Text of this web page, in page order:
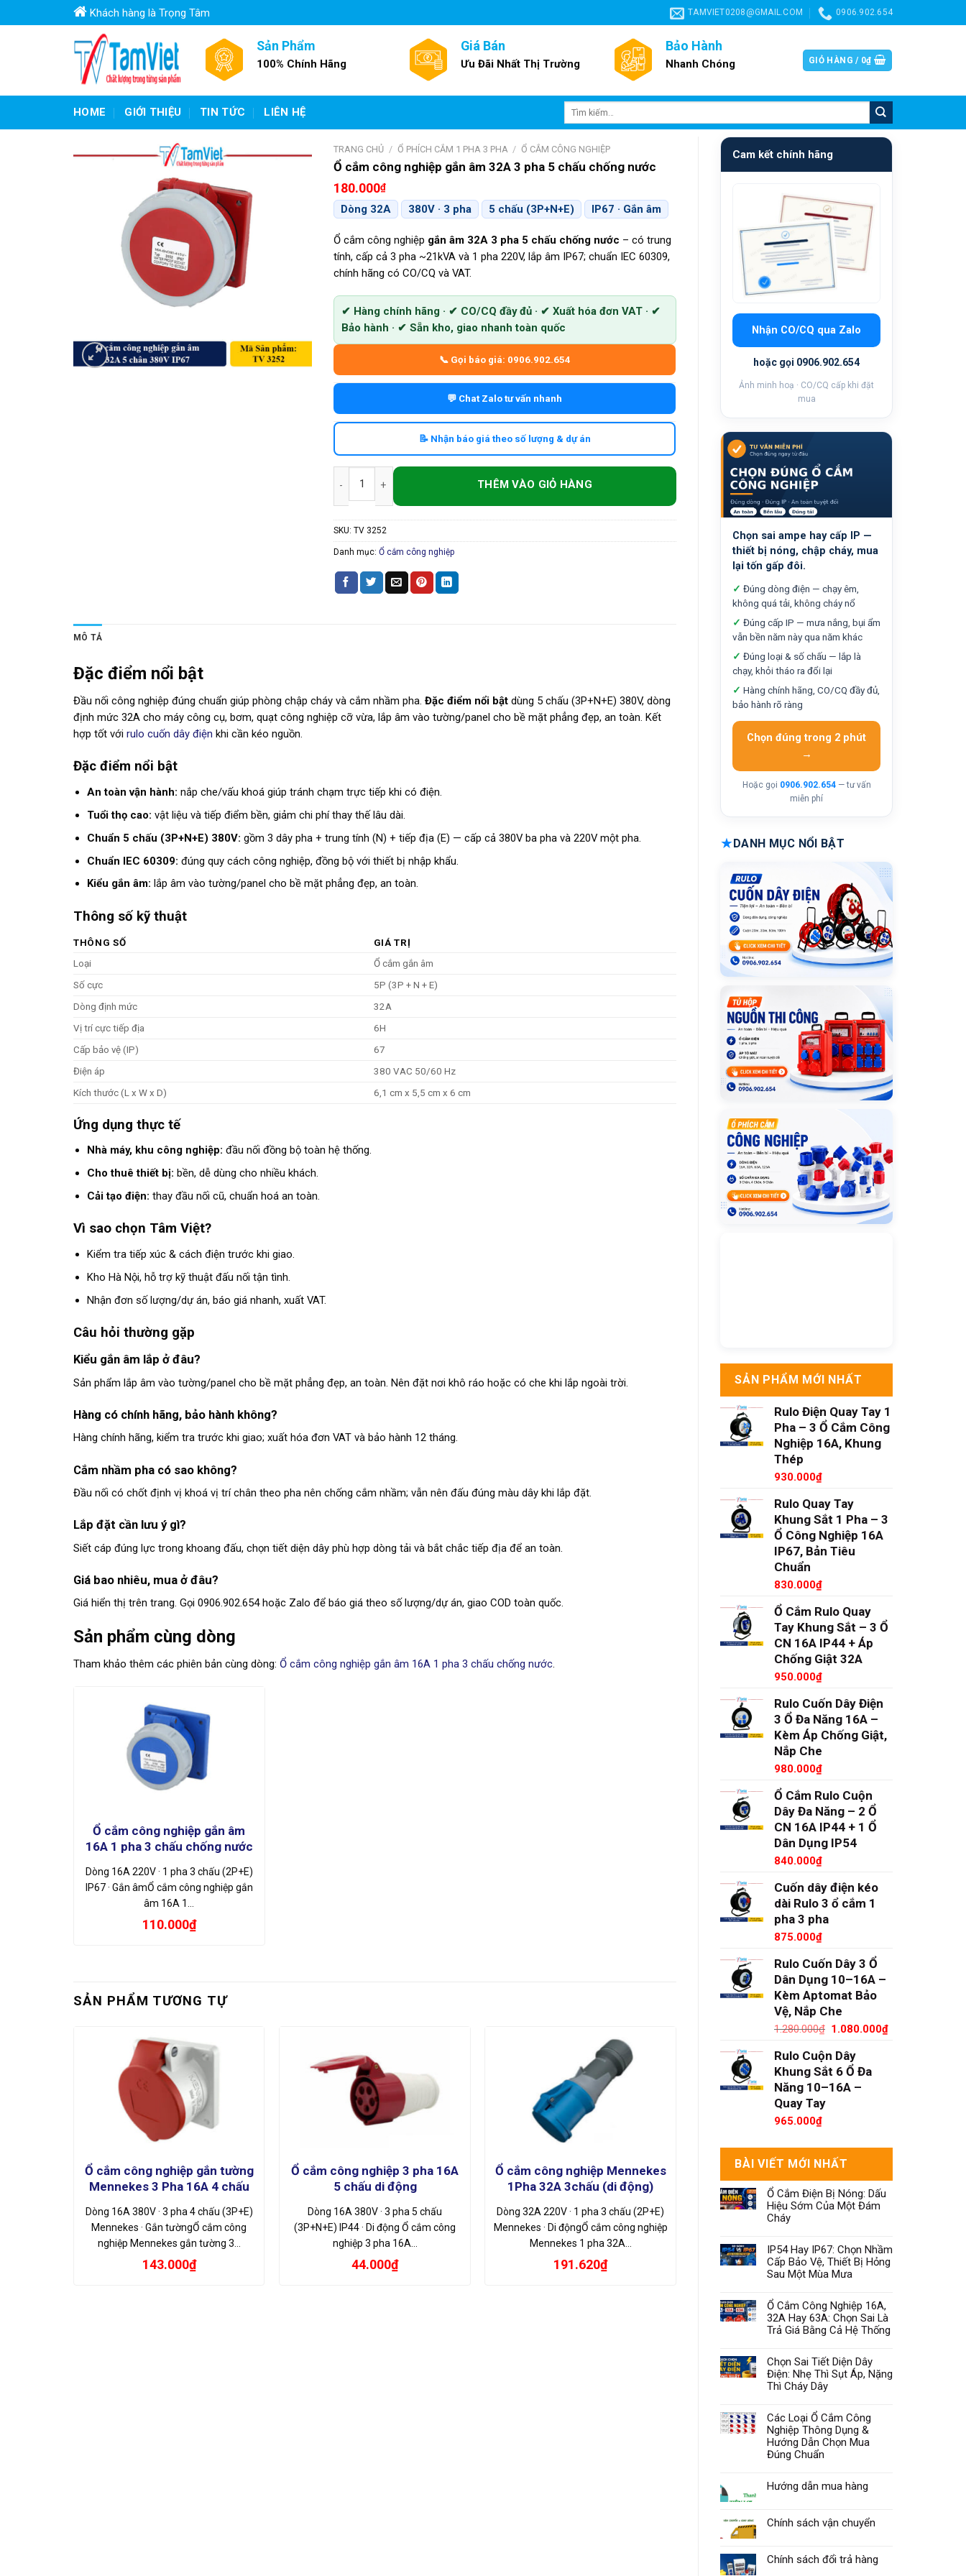
to
Khách hàng là Trọng Tâm TAMVIET0208@GMAIL.COM 0906.902.654
Sản Phẩm
100% Chính Hãng
Giá Bán
Ưu Đãi Nhất Thị Trường
Bảo Hành
Nhanh Chóng GIỎ HÀNG / 0₫
HOME GIỚI THIỆU TIN TỨC LIÊN HỆ
Tìm
Cam kết chính hãng
Nhận CO/CQ qua Zalo
hoặc gọi 0906.902.654
Ảnh minh hoạ · CO/CQ cấp khi đặt
mua
Chọn sai ampe hay cấp IP —
thiết bị nóng, chập cháy, mua
lại tốn gấp đôi.
✓ Đúng dòng điện — chạy êm,
không quá tải, không cháy nổ
✓ Đúng cấp IP — mưa nắng, bụi ẩm
vẫn bền năm này qua năm khác
✓ Đúng loại & số chấu — lắp là
chạy, khỏi tháo ra đổi lại
✓ Hàng chính hãng, CO/CQ đầy đủ,
bảo hành rõ ràng
Chọn đúng trong 2 phút
→
Hoặc gọi 0906.902.654— tư vấn
miễn phí
★DANH MỤC NỔI BẬT
SẢN PHẨM MỚI NHẤT
Rulo Điện Quay Tay 1
Pha – 3 Ổ Cắm Công
Nghiệp 16A, Khung
Thép
930.000₫
Rulo Quay Tay
Khung Sắt 1 Pha – 3
Ổ Công Nghiệp 16A
IP67, Bản Tiêu
Chuẩn
830.000₫
Ổ Cắm Rulo Quay
Tay Khung Sắt – 3 Ổ
CN 16A IP44 + Áp
Chống Giật 32A
950.000₫
Rulo Cuốn Dây Điện
3 Ổ Đa Năng 16A –
Kèm Áp Chống Giật,
Nắp Che
980.000₫
Ổ Cắm Rulo Cuộn
Dây Đa Năng – 2 Ổ
CN 16A IP44 + 1 Ổ
Dân Dụng IP54
840.000₫
Cuốn dây điện kéo
dài Rulo 3 ổ cắm 1
pha 3 pha
875.000₫
Rulo Cuốn Dây 3 Ổ
Dân Dụng 10–16A –
Kèm Aptomat Bảo
Vệ, Nắp Che
1.280.000₫ Giá
là:
1.280.000₫.
1.080.000₫Giá
Rulo Cuộn Dây
Khung Sắt 6 Ổ Đa
Năng 10–16A –
Quay Tay
965.000₫
BÀI VIẾT MỚI NHẤT
Ổ Cắm Điện Bị Nóng: Dấu
Hiệu Sớm Của Một Đám
Cháy
IP54 Hay IP67: Chọn Nhầm
Cấp Bảo Vệ, Thiết Bị Hỏng
Sau Một Mùa Mưa
Ổ Cắm Công Nghiệp 16A,
32A Hay 63A: Chọn Sai Là
Trả Giá Bằng Cả Hệ Thống
Chọn Sai Tiết Diện Dây
Điện: Nhẹ Thì Sụt Áp, Nặng
Thì Cháy Dây
Các Loại Ổ Cắm Công
Nghiệp Thông Dụng &
Hướng Dẫn Chọn Mua
Đúng Chuẩn
Hướng dẫn mua hàng
Chính sách vận chuyển
Chính sách đổi trả hàng
TRANG CHỦ / Ổ PHÍCH CẮM 1 PHA 3 PHA / Ổ CẮM CÔNG NGHIỆP
Ổ cắm công nghiệp gắn âm 32A 3 pha 5 chấu chống nước
180.000₫
Dòng 32A 380V · 3 pha 5 chấu (3P+N+E) IP67 · Gắn âm
Ổ cắm công nghiệp gắn âm 32A 3 pha 5 chấu chống nước – có trung
tính, cấp cả 3 pha ~21kVA và 1 pha 220V, lắp âm IP67; chuẩn IEC 60309,
chính hãng có CO/CQ và VAT.
✔ Hàng chính hãng · ✔ CO/CQ đầy đủ · ✔ Xuất hóa đơn VAT · ✔
Bảo hành · ✔ Sẵn kho, giao nhanh toàn quốc
📞 Gọi báo giá: 0906.902.654
💬 Chat Zalo tư vấn nhanh
📝 Nhận báo giá theo số lượng & dự án
Ổ cắm công nghiệp gắn âm 32A 3 pha 5 chấu chống nước số lượng
SKU:TV 3252
Danh mục:Ổ cắm công nghiệp
MÔ TẢ
Đặc điểm nổi bật
Đầu nối công nghiệp đúng chuẩn giúp phòng chập cháy và cắm nhầm pha. Đặc điểm nổi bật dùng 5 chấu (3P+N+E) 380V, dòng
định mức 32A cho máy công cụ, bơm, quạt công nghiệp cỡ vừa, lắp âm vào tường/panel cho bề mặt phẳng đẹp, an toàn. Kết
hợp tốt với rulo cuốn dây điện khi cần kéo nguồn.
Đặc điểm nổi bật
An toàn vận hành: nắp che/vấu khoá giúp tránh chạm trực tiếp khi có điện.
Tuổi thọ cao: vật liệu và tiếp điểm bền, giảm chi phí thay thế lâu dài.
Chuẩn 5 chấu (3P+N+E) 380V: gồm 3 dây pha + trung tính (N) + tiếp địa (E) — cấp cả 380V ba pha và 220V một pha.
Chuẩn IEC 60309: đúng quy cách công nghiệp, đồng bộ với thiết bị nhập khẩu.
Kiểu gắn âm: lắp âm vào tường/panel cho bề mặt phẳng đẹp, an toàn.
Thông số kỹ thuật
THÔNG SỐ
GIÁ TRỊ
Loại
Ổ cắm gắn âm
Số cực
5P (3P + N + E)
Dòng định mức
32A
Vị trí cực tiếp địa
6H
Cấp bảo vệ (IP)
67
Điện áp
380 VAC 50/60 Hz
Kích thước (L x W x D)
6,1 cm x 5,5 cm x 6 cm
Ứng dụng thực tế
Nhà máy, khu công nghiệp: đầu nối đồng bộ toàn hệ thống.
Cho thuê thiết bị: bền, dễ dùng cho nhiều khách.
Cải tạo điện: thay đầu nối cũ, chuẩn hoá an toàn.
Vì sao chọn Tâm Việt?
Kiểm tra tiếp xúc & cách điện trước khi giao.
Kho Hà Nội, hỗ trợ kỹ thuật đấu nối tận tình.
Nhận đơn số lượng/dự án, báo giá nhanh, xuất VAT.
Câu hỏi thường gặp
Kiểu gắn âm lắp ở đâu?
Sản phẩm lắp âm vào tường/panel cho bề mặt phẳng đẹp, an toàn. Nên đặt nơi khô ráo hoặc có che khi lắp ngoài trời.
Hàng có chính hãng, bảo hành không?
Hàng chính hãng, kiểm tra trước khi giao; xuất hóa đơn VAT và bảo hành 12 tháng.
Cắm nhầm pha có sao không?
Đầu nối có chốt định vị khoá vị trí chân theo pha nên chống cắm nhầm; vẫn nên đấu đúng màu dây khi lắp đặt.
Lắp đặt cần lưu ý gì?
Siết cáp đúng lực trong khoang đấu, chọn tiết diện dây phù hợp dòng tải và bắt chắc tiếp địa để an toàn.
Giá bao nhiêu, mua ở đâu?
Giá hiển thị trên trang. Gọi 0906.902.654 hoặc Zalo để báo giá theo số lượng/dự án, giao COD toàn quốc.
Sản phẩm cùng dòng
Tham khảo thêm các phiên bản cùng dòng: Ổ cắm công nghiệp gắn âm 16A 1 pha 3 chấu chống nước.
Ổ cắm công nghiệp gắn âm
16A 1 pha 3 chấu chống nước
Dòng 16A 220V · 1 pha 3 chấu (2P+E)
IP67 · Gắn âmỔ cắm công nghiệp gắn
âm 16A 1…
110.000₫
SẢN PHẨM TƯƠNG TỰ
Ổ cắm công nghiệp gắn tường
Mennekes 3 Pha 16A 4 chấu
Dòng 16A 380V · 3 pha 4 chấu (3P+E)
Mennekes · Gắn tườngỔ cắm công
nghiệp Mennekes gắn tường 3…
143.000₫
Ổ cắm công nghiệp 3 pha 16A
5 chấu di động
Dòng 16A 380V · 3 pha 5 chấu
(3P+N+E) IP44 · Di động Ổ cắm công
nghiệp 3 pha 16A…
44.000₫
Ổ cắm công nghiệp Mennekes
1Pha 32A 3chấu (di động)
Dòng 32A 220V · 1 pha 3 chấu (2P+E)
Mennekes · Di độngỔ cắm công nghiệp
Mennekes 1 pha 32A…
191.620₫
Ổ cắm công nghiệp gắn tường
Mennekes 3 Pha 32A 4 chấu
Dòng 32A 380V · 3 pha 4 chấu (3P+E)
Mennekes · Gắn tườngỔ cắm công
nghiệp Mennekes gắn tường 3…
199.485₫